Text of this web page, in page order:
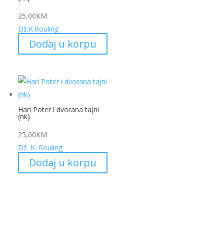
25,00KM
Dž.K.Rouling
Dodaj u korpu
Hari Poter i dvorana tajni
(nk)
25,00KM
Dž. K. Rouling
Dodaj u korpu